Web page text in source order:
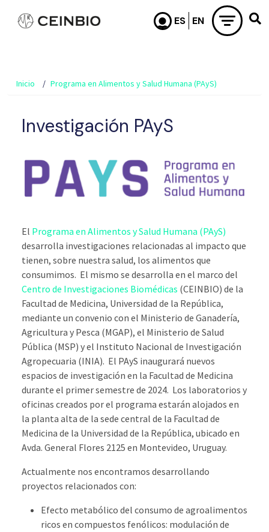
Pasar al contenido principal
Inicio Programa en Alimentos y Salud Humana (PAyS)
Investigación PAyS
El Programa en Alimentos y Salud Humana (PAyS)
desarrolla investigaciones relacionadas al impacto que
tienen, sobre nuestra salud, los alimentos que
consumimos. El mismo se desarrolla en el marco del
Centro de Investigaciones Biomédicas (CEINBIO) de la
Facultad de Medicina, Universidad de la República,
mediante un convenio con el Ministerio de Ganadería,
Agricultura y Pesca (MGAP), el Ministerio de Salud
Pública (MSP) y el Instituto Nacional de Investigación
Agropecuaria (INIA). El PAyS inaugurará nuevos
espacios de investigación en la Facultad de Medicina
durante el primer semestre de 2024. Los laboratorios y
oficinas creados por el programa estarán alojados en
la planta alta de la sede central de la Facultad de
Medicina de la Universidad de la República, ubicado en
Avda. General Flores 2125 en Montevideo, Uruguay.
Actualmente nos encontramos desarrollando
proyectos relacionados con:
Efecto metabólico del consumo de agroalimentos
ricos en compuestos fenólicos: modulación de